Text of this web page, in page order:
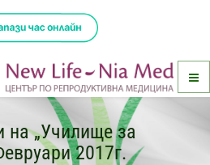
на „Училище за
2017г.